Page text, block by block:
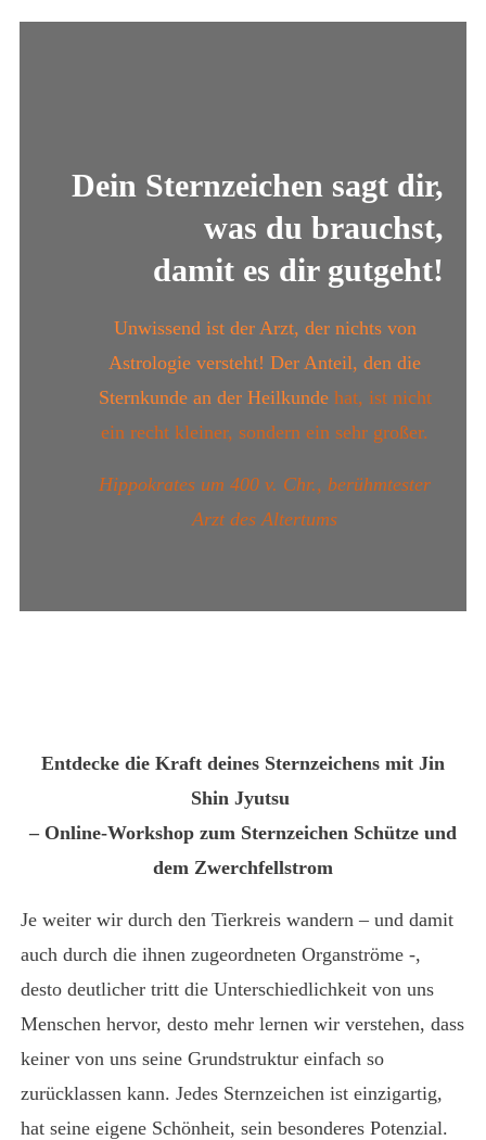
Dein Sternzeichen sagt dir,
was du brauchst,
damit es dir gutgeht!
Unwissend ist der Arzt, der nichts von
Astrologie versteht! Der Anteil, den die
Sternkunde an der Heilkunde hat, ist nicht
ein recht kleiner, sondern ein sehr großer.
Hippokrates um 400 v. Chr., berühmtester
Arzt des Altertums
Entdecke die Kraft deines Sternzeichens mit Jin
Shin Jyutsu
– Online-Workshop zum Sternzeichen Schütze und
dem Zwerchfellstrom
Je weiter wir durch den Tierkreis wandern – und damit
auch durch die ihnen zugeordneten Organströme -,
desto deutlicher tritt die Unterschiedlichkeit von uns
Menschen hervor, desto mehr lernen wir verstehen, dass
keiner von uns seine Grundstruktur einfach so
zurücklassen kann. Jedes Sternzeichen ist einzigartig,
hat seine eigene Schönheit, sein besonderes Potenzial.